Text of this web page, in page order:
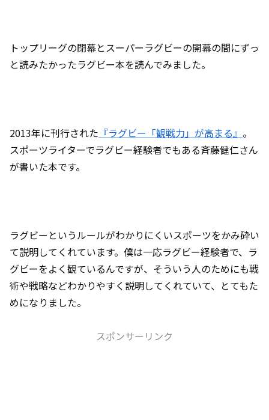
トップリーグの閉幕とスーパーラグビーの開幕の間にずっ
と読みたかったラグビー本を読んでみました。
2013年に刊行された 『ラグビー「観戦力」が高まる』 。
スポーツライターでラグビー経験者でもある斉藤健仁さん
が書いた本です。
ラグビーというルールがわかりにくいスポーツをかみ砕い
て説明してくれています。僕は一応ラグビー経験者で、ラ
グビーをよく観ているんですが、そういう人のためにも戦
術や戦略などわかりやすく説明してくれていて、とてもた
めになりました。
スポンサーリンク